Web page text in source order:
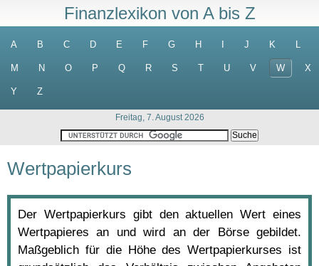
Finanzlexikon von A bis Z
A B C D E F G H J K L
M N O P Q R S T U V W X
Y Z
Freitag, 7. August 2026
Wertpapierkurs
Der Wertpapierkurs gibt den aktuellen Wert eines
Wertpapieres an und wird an der Börse gebildet.
Maßgeblich für die Höhe des Wertpapierkurses ist